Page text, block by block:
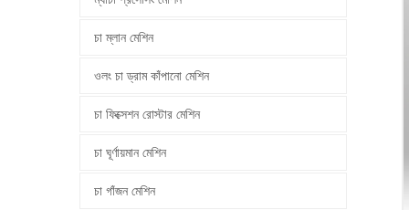
চা ম্লান মেশিন
ওলং চা ড্রাম কাঁপানো মেশিন
চা ফিক্সেশন রোস্টার মেশিন
চা ঘূর্ণায়মান মেশিন
চা গাঁজন মেশিন